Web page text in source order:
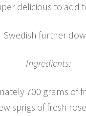
delicious to add
Swedish further
Ingredients:
700 grams of
sprigs of fresh